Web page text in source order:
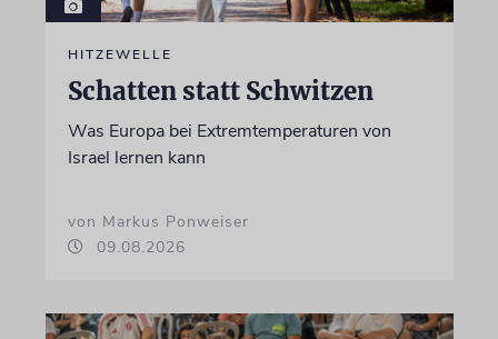
HITZEWELLE
Schatten statt Schwitzen
Was Europa bei Extremtemperaturen von
Israel lernen kann
von Markus Ponweiser
09.08.2026